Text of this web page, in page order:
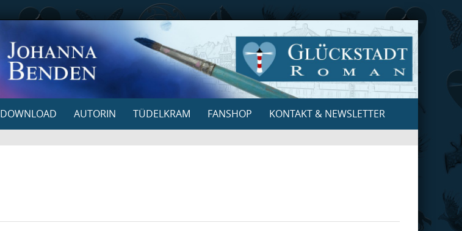
DOWNLOAD AUTORIN TÜDELKRAM FANSHOP KONTAKT & NEWSLETTER